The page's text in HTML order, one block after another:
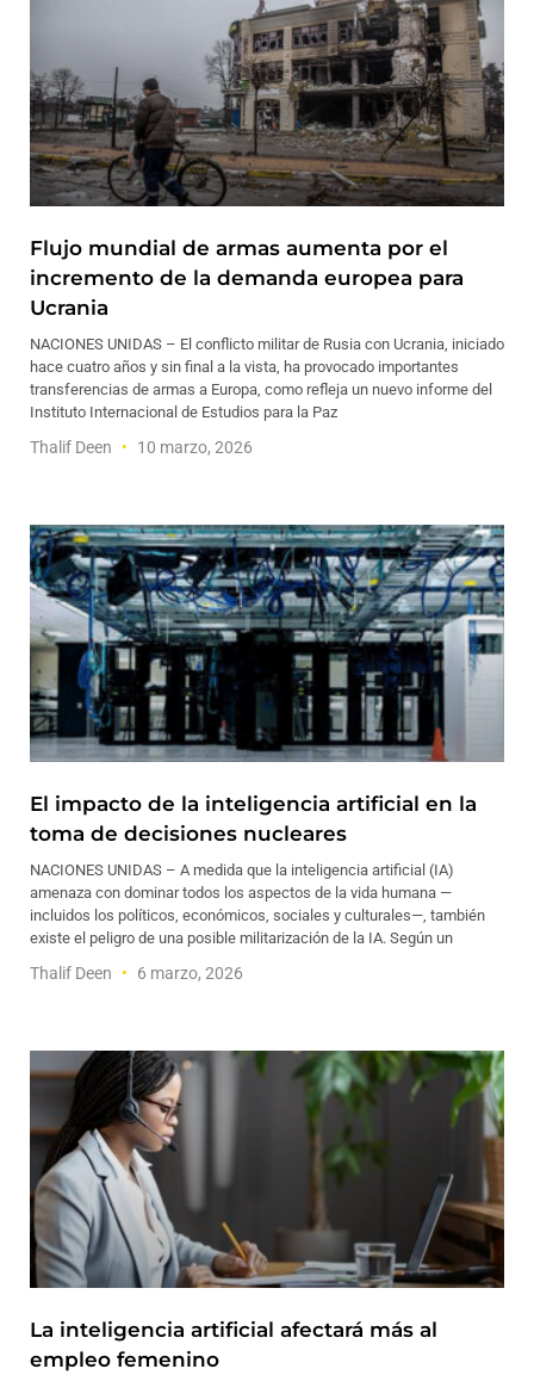
Flujo mundial de armas aumenta por el
incremento de la demanda europea para
Ucrania
NACIONES UNIDAS – El conflicto militar de Rusia con Ucrania, iniciado
hace cuatro años y sin final a la vista, ha provocado importantes
transferencias de armas a Europa, como refleja un nuevo informe del
Instituto Internacional de Estudios para la Paz
Thalif Deen 10 marzo, 2026
El impacto de la inteligencia artificial en la
toma de decisiones nucleares
NACIONES UNIDAS – A medida que la inteligencia artificial (IA)
amenaza con dominar todos los aspectos de la vida humana —
incluidos los políticos, económicos, sociales y culturales—, también
existe el peligro de una posible militarización de la IA. Según un
Thalif Deen 6 marzo, 2026
La inteligencia artificial afectará más al
empleo femenino